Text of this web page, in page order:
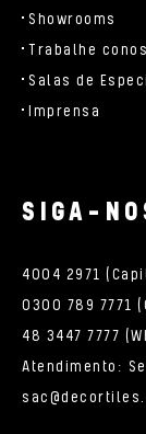
Showrooms
Trabalhe
Salas de
Imprensa
SIGA-
4004 2971
0300 789 7771
48 3447 7777
Atendimento: